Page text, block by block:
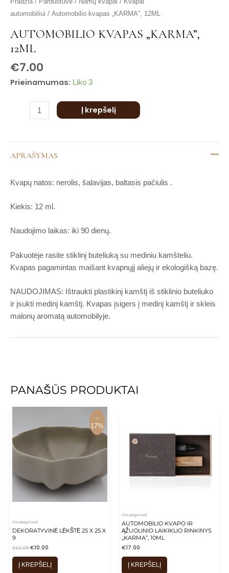
automobiliui / Automobilio kvapas „KARMA”, 12ML
AUTOMOBILIO KVAPAS „KARMA”,
12ML
€7.00
Prieinamumas: Liko 3
kiekis:
kvapas
"KARMA",
12ML
Į krepšelį
APRAŠYMAS
Kvapų natos: nerolis, šalavijas, baltasis pačiulis .
Kiekis: 12 ml.
Naudojimo laikas: iki 90 dienų.
Pakuotėje rasite stiklinį buteliuką su mediniu kamšteliu.
Kvapas pagamintas maišant kvapnųjį aliejų ir ekologišką bazę.
NAUDOJIMAS: Ištraukti plastikinį kamštį iš stiklinio buteliuko
ir įsukti medinį kamštį. Kvapas įsigers į medinį kamštį ir skleis
malonų aromatą automobilyje.
PANAŠŪS PRODUKTAI
-
17%
-
17%
Uncategorized
DEKORATYVINĖ LĖKŠTĖ 25 X 25 X
9
€12.00€10.00
Į KREPŠELĮ
Uncategorized
AUTOMOBILIO KVAPO IR
ĄŽUOLINIO LAIKIKLIO RINKINYS
„KARMA”, 10ML
€17.00
Į KREPŠELĮ